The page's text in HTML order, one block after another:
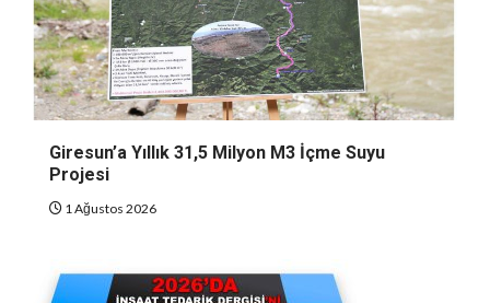
Giresun’a Yıllık 31,5 Milyon M3 İçme Suyu
Projesi
1 Ağustos 2026